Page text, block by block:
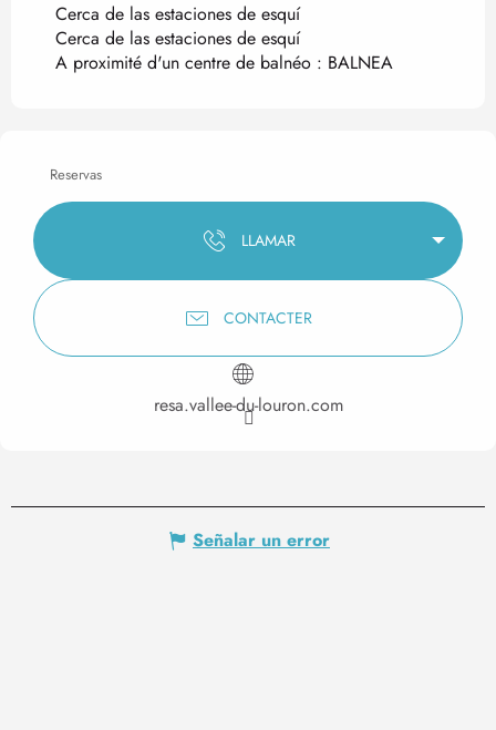
Cerca de las estaciones de esquí
Cerca de las estaciones de esquí
A proximité d'un centre de balnéo : BALNEA
Reservas
LLAMAR
CONTACTER
resa.vallee-du-louron.com
Señalar un error